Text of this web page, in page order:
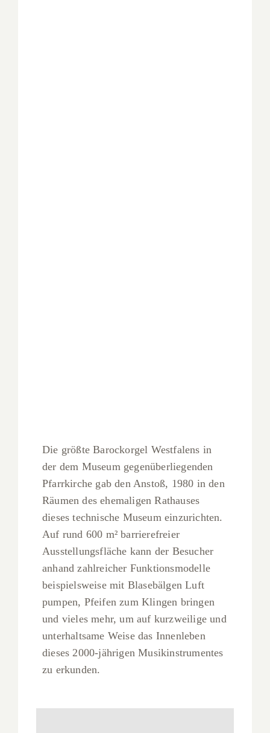
Die größte Barockorgel Westfalens in
der dem Museum gegenüberliegenden
Pfarrkirche gab den Anstoß, 1980 in den
Räumen des ehemaligen Rathauses
dieses technische Museum einzurichten.
Auf rund 600 m² barrierefreier
Ausstellungsfläche kann der Besucher
anhand zahlreicher Funktionsmodelle
beispielsweise mit Blasebälgen Luft
pumpen, Pfeifen zum Klingen bringen
und vieles mehr, um auf kurzweilige und
unterhaltsame Weise das Innenleben
dieses 2000-jährigen Musikinstrumentes
zu erkunden.